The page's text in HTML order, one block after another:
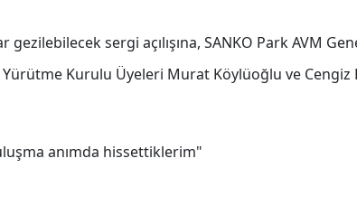
gezilebilecek sergi açılışına, SANKO Park AVM
Kurulu Üyeleri Murat Köylüoğlu ve Cengiz
anımda hissettiklerim"